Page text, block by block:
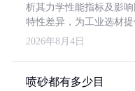
析其力学性能指标及影
特性差异，为工业选材提
2026年8月4日
喷砂都有多少目